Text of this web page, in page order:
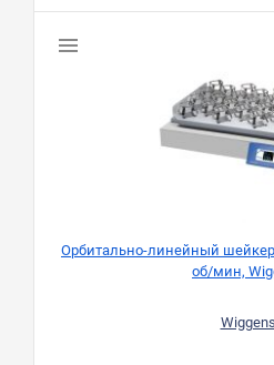
Орбитально-линейный шейкер
об/мин,
Wiggens